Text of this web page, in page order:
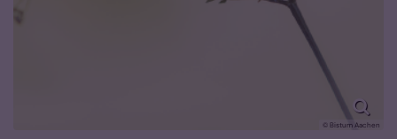
© Bistum Aachen